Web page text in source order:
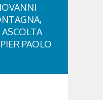
ASCOLTA
PAOLO
mondo della
alpinista,